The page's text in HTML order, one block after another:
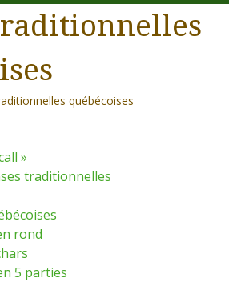
québécoises
»
traditionnelles
rond
5 parties